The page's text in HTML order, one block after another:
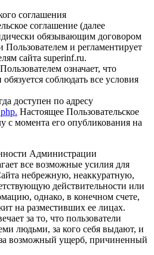
соглашения
соглашение (далее
обязывающим договором
и регламентирует
сайта superinf.ru.
означает, что
соблюдать все условия
доступен по адресу
Настоящее Пользовательское
с момента его опубликования на
Администрации
все возможные усилия для
небрежную, неаккуратную,
действительности или
однако, в конечном счете,
на разместивших ее лицах.
за то, что пользователи
людьми, за кого себя выдают, и
за возможный ущерб, причиненный